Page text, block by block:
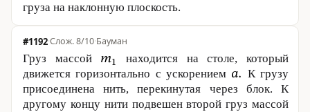
груза на наклонную плоскость.
#1192· 8/10·Бауман
Груз массой
находится на столе, который
движется горизонтально с ускорением
К грузу
присоединена нить, перекинутая через блок. К
другому концу нити подвешен второй груз массой